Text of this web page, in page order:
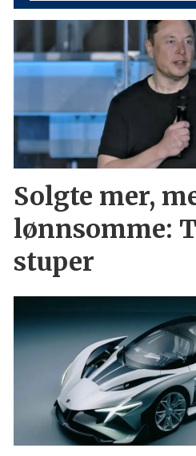
Solgte mer,
lønnsomme:
stuper